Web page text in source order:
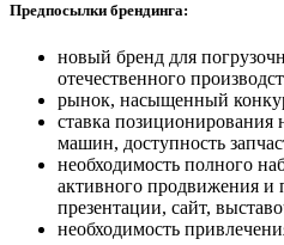
Предпосылки брендинга:
новый бренд для
отечественного
рынок, насыщенный
ставка позиционирования
машин, доступность
необходимость полного
активного продвижения и
презентации, сайт,
необходимость